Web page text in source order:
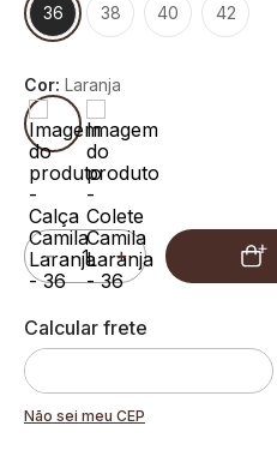
36 38 40 42
Cor: Laranja
＋
－
Não sei meu CEP